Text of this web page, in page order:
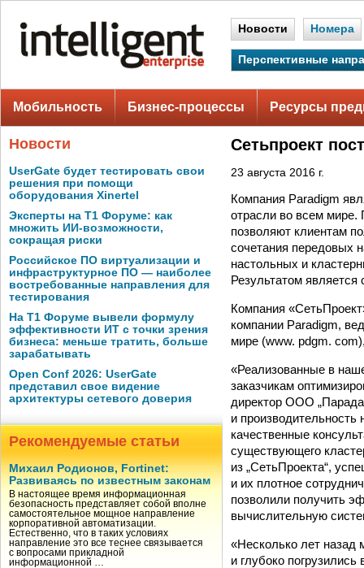
Новости Номера
Перспективные
Мобильность Бизнес-процессы Ресурсы
Новости
UserGate будет тестировать свои
решения при помощи
оборудования Xinertel
Эксперты на Т1 Форуме: как
множить ИИ-возможности,
сокращая риски
Российское ПО виртуализации и
инфраструктурное ПО — наиболее
востребованные направления для
тестирования
На Т1 Форуме вывели формулу
эффективности ИТ с точки зрения
бизнеса: меньше тратить, больше
зарабатывать
Open Conf 2026: UserGate
представил свое видение
архитектуры сетевого доверия
Рекомендуемые статьи
Михаил Родионов, Fortinet:
Развиваясь по известным законам
В настоящее время информационная
безопасность представляет собой вполне
самостоятельное мощное направление
корпоративной автоматизации.
Естественно, что в таких условиях
направление это все теснее связывается
с вопросами прикладной
информационной …
Сетьпроект
23 августа 2016 г.
Компания Paradigm
отрасли во всем мире.
позволяют клиентам
сочетания передовых
настольных и
Результатом является
Компания
компании Paradigm,
мире (www. pdgm.
«Реализованные в
заказчикам
директор ООО
и
качественные
существующего
из „СетьПроекта“,
и их плотное
позволили получить
вычислительную
«Несколько лет назад
и глубоко